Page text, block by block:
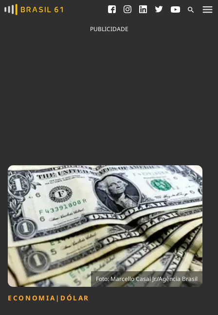
Ver todas as notícias
Saneamento
Indicadores
Agronegócios
Brasil
Brasil Mineral
Ciência &
Tecnologia
Cinema
Comportamento
Cultura
Economia
Educação
Infraestrutura
Internacional
Meio Ambiente
Podcast
Política
Saúde
Tempo
PUBLICIDADE
Foto: Marcello Casal Jr./Agência Brasil
ECONOMIA | DÓLAR